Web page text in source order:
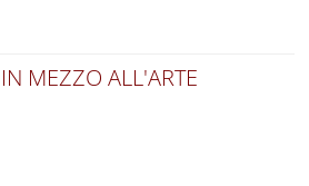
IN MEZZO ALL'ARTE